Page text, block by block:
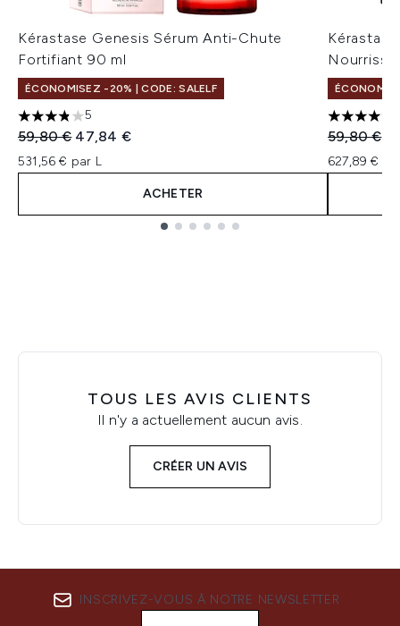
Kérastase Genesis Sérum Anti-Chute
Fortifiant 90 ml
ÉCONOMISEZ -20% | CODE: SALELF
3.8 étoiles sur un maximum de 5
5
Prix de vente :
59,80 € Prix ​​actuel :
47,84 €
531,56 € par L
ACHETER
4.67
Prix de
59,80 €
627,89 €
TOUS LES AVIS CLIENTS
Il n'y a actuellement aucun avis.
CRÉER UN AVIS
INSCRIVEZ-VOUS À NOTRE NEWSLETTER